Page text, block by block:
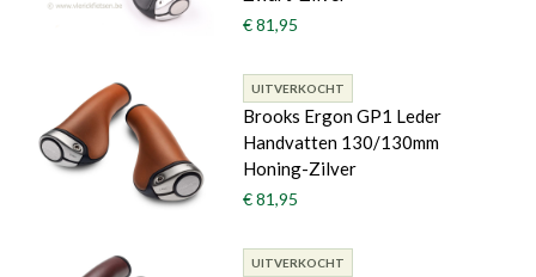
€ 81,95
UITVERKOCHT
Brooks Ergon GP1 Leder
Handvatten 130/130mm
Honing-Zilver
€ 81,95
UITVERKOCHT